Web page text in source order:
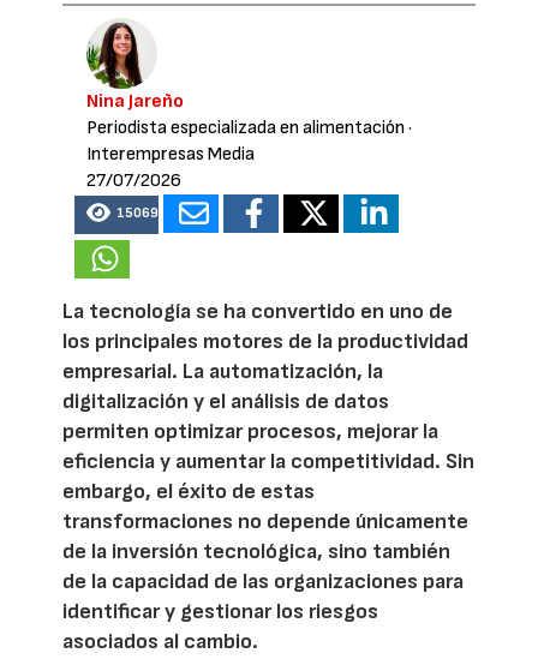
Nina Jareño
Periodista especializada en alimentación ·
Interempresas Media
27/07/2026
15069
La tecnología se ha convertido en uno de
los principales motores de la productividad
empresarial. La automatización, la
digitalización y el análisis de datos
permiten optimizar procesos, mejorar la
eficiencia y aumentar la competitividad. Sin
embargo, el éxito de estas
transformaciones no depende únicamente
de la inversión tecnológica, sino también
de la capacidad de las organizaciones para
identificar y gestionar los riesgos
asociados al cambio.